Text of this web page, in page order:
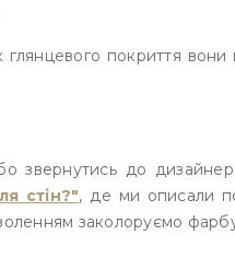
покриття вони
звернутись до
стін?", де ми описали
заколоруємо